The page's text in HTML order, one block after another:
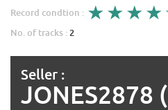
Record condtion :
No. of tracks : 2
Seller :
JONES2878